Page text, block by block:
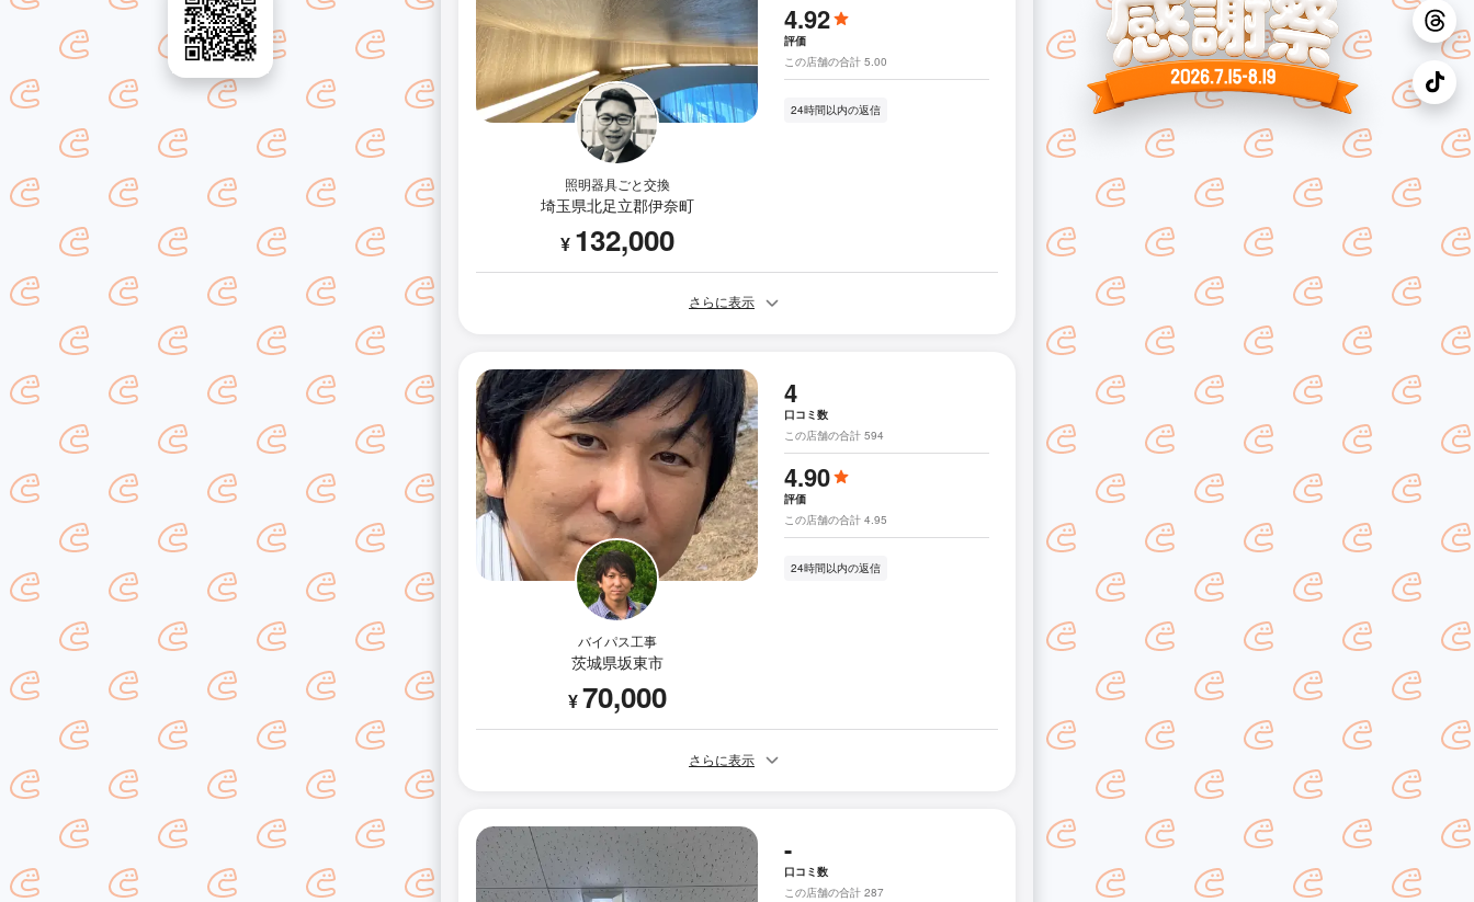
照明器具ごと交換
埼玉県北足立郡伊奈町
¥ 132,000
4.92
評価
この店舗の合計 5.00
24時間以内の返信
さらに表示
バイパス工事
茨城県坂東市
¥70,000
4
口コミ数
この店舗の合計 594
4.90
評価
この店舗の合計 4.95
24時間以内の返信
さらに表示
-
口コミ数
この店舗の合計 287